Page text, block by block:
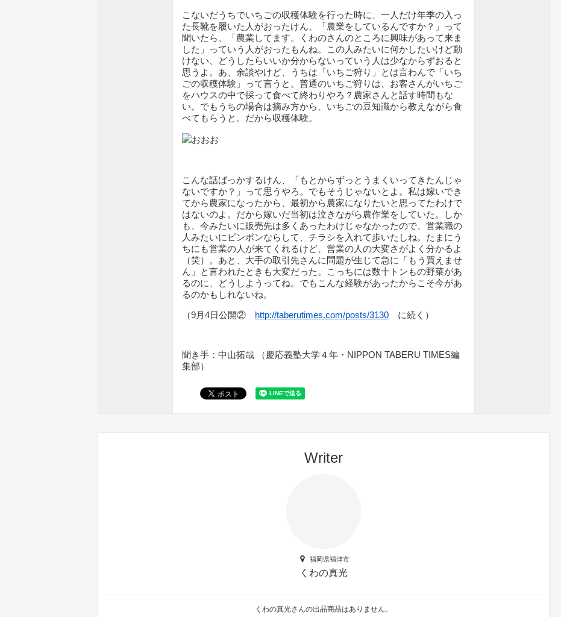
こないだうちでいちごの収穫体験を行った時に、一人だけ年季の入っ
た長靴を履いた人がおったけん、「農業をしているんですか？」って
聞いたら、「農業してます。くわのさんのところに興味があって来ま
した」っていう人がおったもんね。この人みたいに何かしたいけど動
けない、どうしたらいいか分からないっていう人は少なからずおると
思うよ。あ、余談やけど、うちは「いちご狩り」とは言わんで「いち
ごの収穫体験」って言うと。普通のいちご狩りは、お客さんがいちご
をハウスの中で採って食べて終わりやろ？農家さんと話す時間もな
い。でもうちの場合は摘み方から、いちごの豆知識から教えながら食
べてもらうと。だから収穫体験。
こんな話ばっかするけん、「もとからずっとうまくいってきたんじゃ
ないですか？」って思うやろ。でもそうじゃないとよ。私は嫁いでき
てから農家になったから、最初から農家になりたいと思ってたわけで
はないのよ。だから嫁いだ当初は泣きながら農作業をしていた。しか
も、今みたいに販売先は多くあったわけじゃなかったので、営業職の
人みたいにピンポンならして、チラシを入れて歩いたしね。たまにう
ちにも営業の人が来てくれるけど、営業の人の大変さがよく分かるよ
（笑）。あと、大手の取引先さんに問題が生じて急に「もう買えませ
ん」と言われたときも大変だった。こっちには数十トンもの野菜があ
るのに、どうしようってね。でもこんな経験があったからこそ今があ
るのかもしれないね。
（9月4日公開② http://taberutimes.com/posts/3130 に続く）
聞き手：中山拓哉 （慶応義塾大学４年・NIPPON TABERU TIMES編
集部）
Writer
福岡県福津市
くわの真光
くわの真光さんの出品商品はありません。